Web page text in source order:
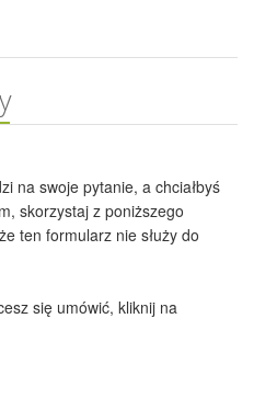
na swoje pytanie, a chciałbyś
skorzystaj z poniższego
ten formularz nie służy do
się umówić, kliknij na